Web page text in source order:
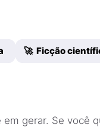
🚀 Ficção
gerar. Se você